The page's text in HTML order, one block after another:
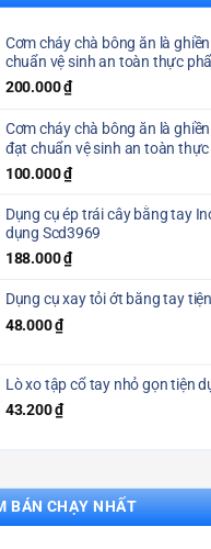
Cơm cháy chà bông ăn là
chuẩn vệ sinh an toàn thực
200.000₫
Cơm cháy chà bông ăn là
đạt chuẩn vệ sinh an toàn
100.000₫
Dụng cụ ép trái cây bằng tay
dụng Scd3969
188.000₫
Dụng cụ xay tỏi ớt bằng tay
48.000₫
Lò xo tập cổ tay nhỏ gọn tiện
43.200₫
BÁN CHẠY NHẤT